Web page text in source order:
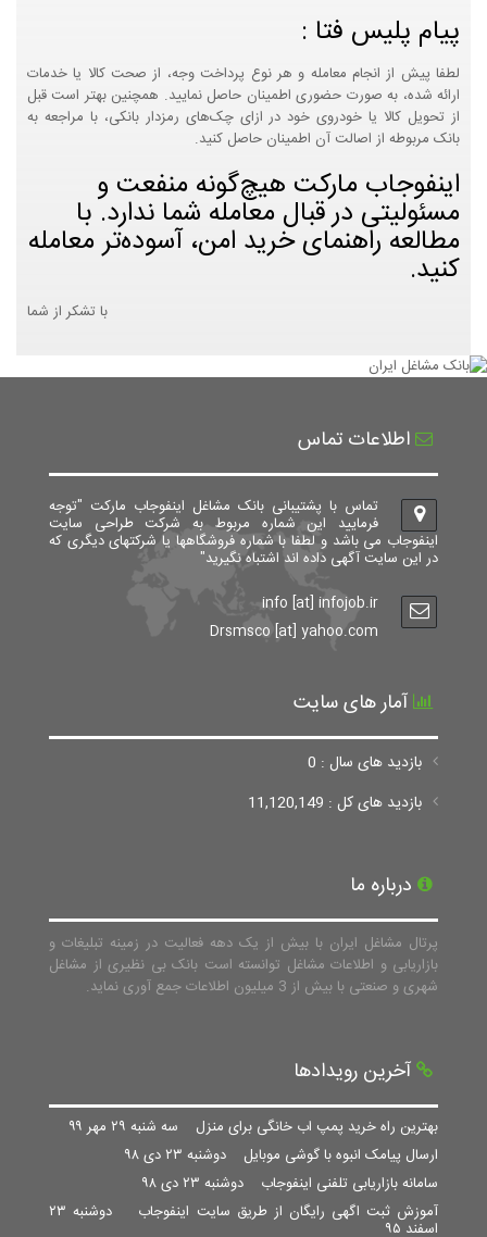
پیام پلیس فتا :
لطفا پیش از انجام معامله و هر نوع پرداخت وجه، از صحت کالا یا خدمات
ارائه شده، به صورت حضوری اطمینان حاصل نمایید. همچنین بهتر است قبل
از تحویل کالا یا خودروی خود در ازای چک‌های رمزدار بانکی، با مراجعه به
بانک مربوطه از اصالت آن اطمینان حاصل کنید.
اینفوجاب مارکت هیچ‌گونه منفعت و
مسئولیتی در قبال معامله شما ندارد. با
مطالعه راهنمای خرید امن، آسوده‌تر معامله
کنید.
با تشکر از شما
اطلاعات تماس
تماس با پشتیبانی بانک مشاغل اینفوجاب مارکت "توجه
فرمایید این شماره مربوط به شرکت طراحی سایت
اینفوجاب می باشد و لطفا با شماره فروشگاهها یا شرکتهای دیگری که
در این سایت آگهی داده اند اشتباه نگیرید"
info [at] infojob.ir
Drsmsco [at] yahoo.com
آمار های سایت
بازدید های سال : 0
بازدید های کل : 11,120,149
درباره ما
پرتال مشاغل ایران با بیش از یک دهه فعالیت در زمینه تبلیغات و
بازاریابی و اطلاعات مشاغل توانسته است بانک بی نظیری از مشاغل
شهری و صنعتی با بیش از 3 میلیون اطلاعات جمع آوری نماید.
آخرین رویدادها
بهترین راه خرید پمپ اب خانگی برای منزل سه شنبه ۲۹ مهر ۹۹
ارسال پیامک انبوه با گوشی موبایل دوشنبه ۲۳ دی ۹۸
سامانه بازاریابی تلفنی اینفوجاب دوشنبه ۲۳ دی ۹۸
آموزش ثبت اگهی رایگان از طریق سایت اینفوجاب
دوشنبه ۲۳
اسفند ۹۵